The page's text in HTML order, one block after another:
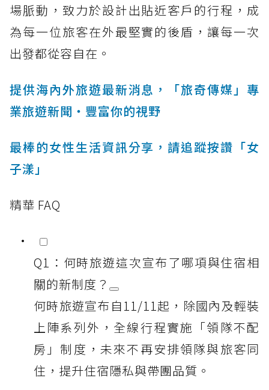
場脈動，致力於設計出貼近客戶的行程，成
為每一位旅客在外最堅實的後盾，讓每一次
出發都從容自在。
提供海內外旅遊最新消息，「旅奇傳媒」專
業旅遊新聞‧豐富你的視野
最棒的女性生活資訊分享，請追蹤按讚「女
子漾」
精華 FAQ
Q1：何時旅遊這次宣布了哪項與住宿相
關的新制度？
何時旅遊宣布自11/11起，除國內及輕裝
上陣系列外，全線行程實施「領隊不配
房」制度，未來不再安排領隊與旅客同
住，提升住宿隱私與帶團品質。